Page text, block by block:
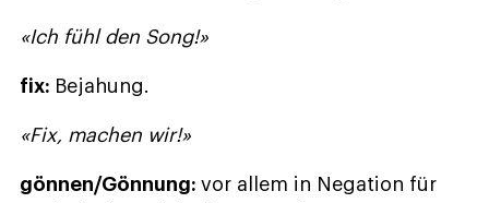
«Ich fühl den Song!»
fix: Bejahung.
«Fix, machen wir!»
gönnen/Gönnung: vor allem in Negation für